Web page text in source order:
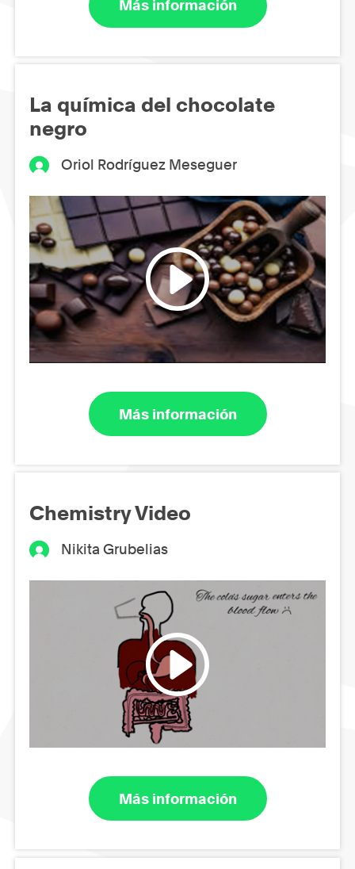
Más información
La química del chocolate
negro
Oriol Rodríguez Meseguer
Más información
Chemistry Video
Nikita Grubelias
Más información